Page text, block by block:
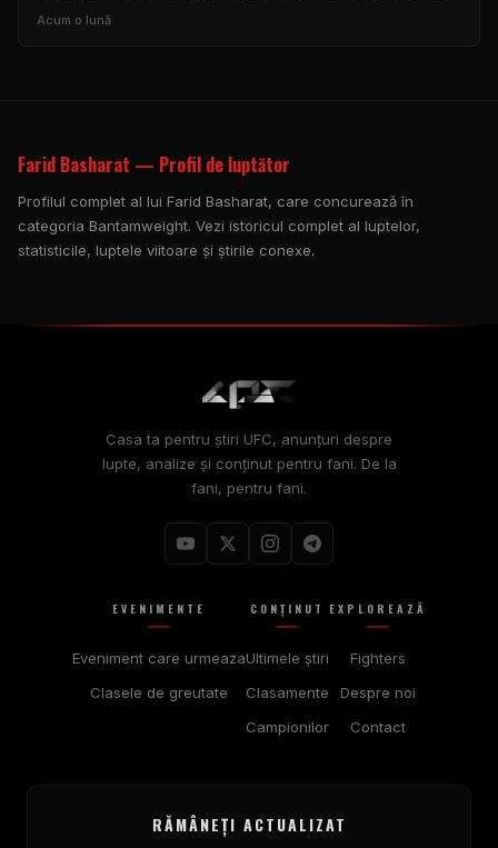
Acum o lună
Farid Basharat — Profil de luptător
Profilul complet al lui Farid Basharat, care concurează în
categoria Bantamweight. Vezi istoricul complet al luptelor,
statisticile, luptele viitoare și știrile conexe.
Casa ta pentru știri UFC, anunțuri despre
lupte, analize și conținut pentru fani. De la
fani, pentru fani.
EVENIMENTE
Eveniment care urmeaza
Clasele de greutate
CONŢINUT
Ultimele ştiri
Clasamente
Campionilor
EXPLOREAZĂ
Fighters
Despre noi
Contact
RĂMÂNEȚI ACTUALIZAT